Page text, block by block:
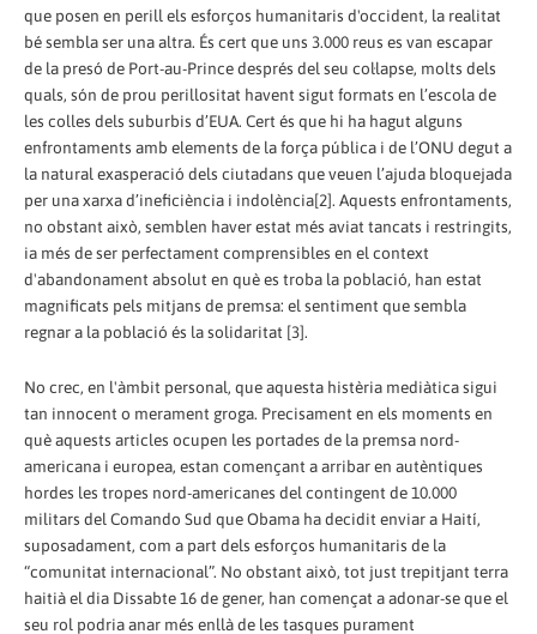
que posen en perill els esforços humanitaris d'occident, la realitat
bé sembla ser una altra. És cert que uns 3.000 reus es van escapar
de la presó de Port-au-Prince després del seu col·lapse, molts dels
quals, són de prou perillositat havent sigut formats en l’escola de
les colles dels suburbis d’EUA. Cert és que hi ha hagut alguns
enfrontaments amb elements de la força pública i de l’ONU degut a
la natural exasperació dels ciutadans que veuen l’ajuda bloquejada
per una xarxa d’ineficiència i indolència[2]. Aquests enfrontaments,
no obstant això, semblen haver estat més aviat tancats i restringits,
ia més de ser perfectament comprensibles en el context
d'abandonament absolut en què es troba la població, han estat
magnificats pels mitjans de premsa: el sentiment que sembla
regnar a la població és la solidaritat [3].
No crec, en l'àmbit personal, que aquesta histèria mediàtica sigui
tan innocent o merament groga. Precisament en els moments en
què aquests articles ocupen les portades de la premsa nord-
americana i europea, estan començant a arribar en autèntiques
hordes les tropes nord-americanes del contingent de 10.000
militars del Comando Sud que Obama ha decidit enviar a Haití,
suposadament, com a part dels esforços humanitaris de la
“comunitat internacional”. No obstant això, tot just trepitjant terra
haitià el dia Dissabte 16 de gener, han començat a adonar-se que el
seu rol podria anar més enllà de les tasques purament